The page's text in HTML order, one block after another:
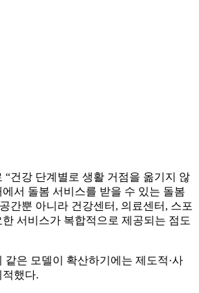
“건강 단계별로 생활 거점을 옮기지 않
서 돌봄 서비스를 받을 수 있는 돌봄
간뿐 아니라 건강센터, 의료센터, 스포
서비스가 복합적으로 제공되는 점도
같은 모델이 확산하기에는 제도적·사
했다.